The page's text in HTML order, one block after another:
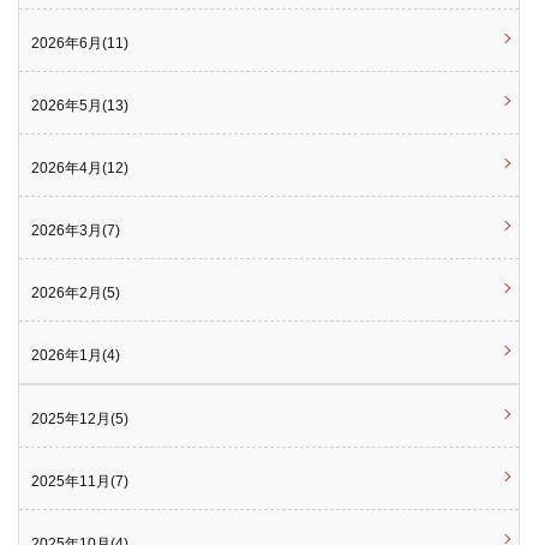
2026年6月(11)
2026年5月(13)
2026年4月(12)
2026年3月(7)
2026年2月(5)
2026年1月(4)
2025年12月(5)
2025年11月(7)